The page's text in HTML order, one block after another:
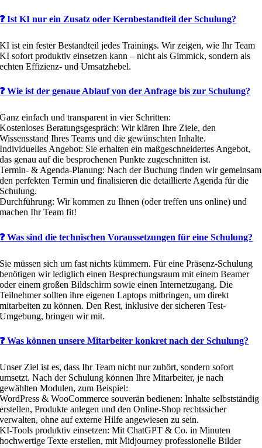
❓ Ist KI nur ein Zusatz oder Kernbestandteil der Schulung?
KI ist ein fester Bestandteil jedes Trainings. Wir zeigen, wie Ihr Team
KI sofort produktiv einsetzen kann – nicht als Gimmick, sondern als
echten Effizienz- und Umsatzhebel.
❓ Wie ist der genaue Ablauf von der Anfrage bis zur Schulung?
Ganz einfach und transparent in vier Schritten:
Kostenloses Beratungsgespräch: Wir klären Ihre Ziele, den
Wissensstand Ihres Teams und die gewünschten Inhalte.
Individuelles Angebot: Sie erhalten ein maßgeschneidertes Angebot,
das genau auf die besprochenen Punkte zugeschnitten ist.
Termin- & Agenda-Planung: Nach der Buchung finden wir gemeinsam
den perfekten Termin und finalisieren die detaillierte Agenda für die
Schulung.
Durchführung: Wir kommen zu Ihnen (oder treffen uns online) und
machen Ihr Team fit!
❓ Was sind die technischen Voraussetzungen für eine Schulung?
Sie müssen sich um fast nichts kümmern. Für eine Präsenz-Schulung
benötigen wir lediglich einen Besprechungsraum mit einem Beamer
oder einem großen Bildschirm sowie einen Internetzugang. Die
Teilnehmer sollten ihre eigenen Laptops mitbringen, um direkt
mitarbeiten zu können. Den Rest, inklusive der sicheren Test-
Umgebung, bringen wir mit.
❓ Was können unsere Mitarbeiter konkret nach der Schulung?
Unser Ziel ist es, dass Ihr Team nicht nur zuhört, sondern sofort
umsetzt. Nach der Schulung können Ihre Mitarbeiter, je nach
gewählten Modulen, zum Beispiel:
WordPress & WooCommerce souverän bedienen: Inhalte selbstständig
erstellen, Produkte anlegen und den Online-Shop rechtssicher
verwalten, ohne auf externe Hilfe angewiesen zu sein.
KI-Tools produktiv einsetzen: Mit ChatGPT & Co. in Minuten
hochwertige Texte erstellen, mit Midjourney professionelle Bilder